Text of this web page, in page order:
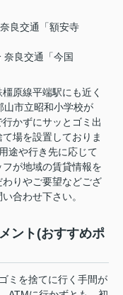
良交通「額安寺
奈良交通「今国
原線平端駅にも近く
山市立昭和小学校が
かずにサッとゴミ出
場を設置しておりま
途や行き先に応じて
が地域の賃貸情報を
りやご要望などござ
合わせ下さい。
ント(おすすめポ
ミを捨てに行く手間が